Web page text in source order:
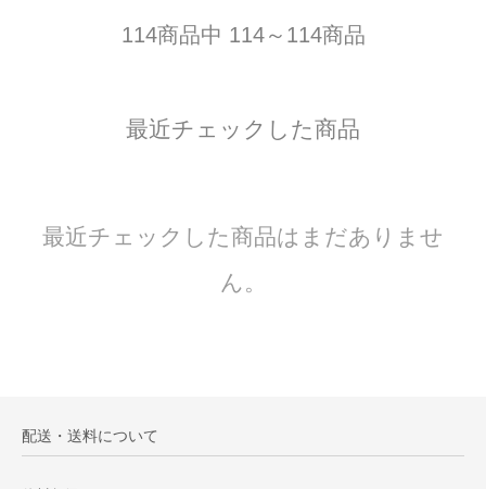
114商品中 114～114商品
最近チェックした商品
最近チェックした商品はまだありませ
ん。
配送・送料について